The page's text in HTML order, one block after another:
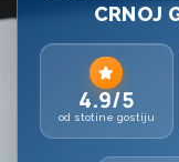
CRNOJ
4.9/5
od stotine gostiju